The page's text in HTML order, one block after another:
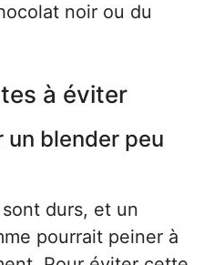
noir ou du
à éviter
un blender peu
durs, et un
pourrait peiner à